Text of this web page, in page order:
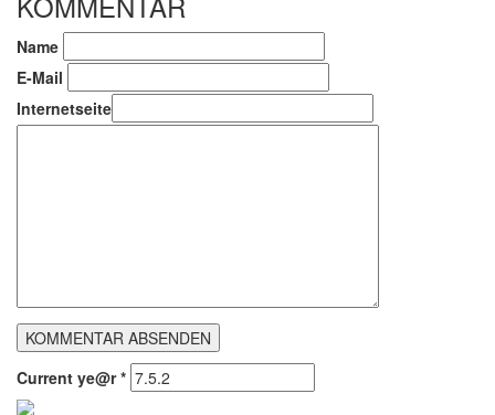
Name
E-Mail
Internetseite
Current ye@r*